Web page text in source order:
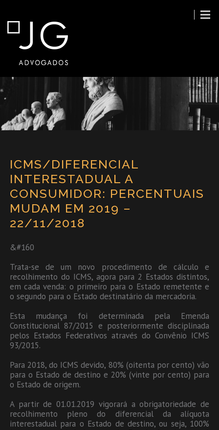
ICMS/DIFERENCIAL
INTERESTADUAL A
CONSUMIDOR: PERCENTUAIS
MUDAM EM 2019 –
22/11/2018
&#160
Trata-se de um novo procedimento de cálculo e
recolhimento do ICMS, agora para 2 Estados distintos,
em cada venda: o primeiro para o Estado remetente e
o segundo para o Estado destinatário da mercadoria.
Esta mudança foi determinada pela Emenda
Constitucional 87/2015 e posteriormente disciplinada
pelos Estados Federativos através do Convênio ICMS
93/2015.
Para 2018, do ICMS devido, 80% (oitenta por cento) vão
para o Estado de destino e 20% (vinte por cento) para
o Estado de origem.
A partir de 01.01.2019 vigorará a obrigatoriedade de
recolhimento pleno do diferencial da alíquota
interestadual para o Estado de destino, ou seja, 100%